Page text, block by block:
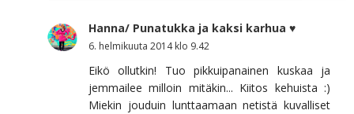
Hanna/ Punatukka ja kaksi karhua ♥
6. helmikuuta 2014 klo 9.42
Eikö ollutkin! Tuo pikkuipanainen kuskaa ja
jemmailee milloin mitäkin... Kiitos kehuista :)
Miekin jouduin lunttaamaan netistä kuvalliset